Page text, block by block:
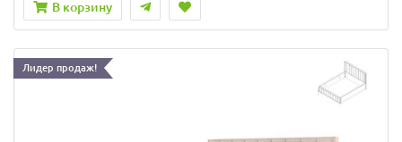
В корзину
Лидер продаж!